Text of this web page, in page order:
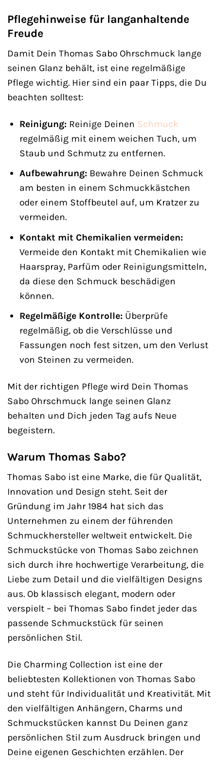
Pflegehinweise für langanhaltende
Freude
Damit Dein Thomas Sabo Ohrschmuck lange
seinen Glanz behält, ist eine regelmäßige
Pflege wichtig. Hier sind ein paar Tipps, die Du
beachten solltest:
Reinigung:Reinige Deinen Schmuck
regelmäßig mit einem weichen Tuch, um
Staub und Schmutz zu entfernen.
Aufbewahrung:Bewahre Deinen Schmuck
am besten in einem Schmuckkästchen
oder einem Stoffbeutel auf, um Kratzer zu
vermeiden.
Kontakt mit Chemikalien vermeiden:
Vermeide den Kontakt mit Chemikalien wie
Haarspray, Parfüm oder Reinigungsmitteln,
da diese den Schmuck beschädigen
können.
Regelmäßige Kontrolle:Überprüfe
regelmäßig, ob die Verschlüsse und
Fassungen noch fest sitzen, um den Verlust
von Steinen zu vermeiden.
Mit der richtigen Pflege wird Dein Thomas
Sabo Ohrschmuck lange seinen Glanz
behalten und Dich jeden Tag aufs Neue
begeistern.
Warum Thomas Sabo?
Thomas Sabo ist eine Marke, die für Qualität,
Innovation und Design steht. Seit der
Gründung im Jahr 1984 hat sich das
Unternehmen zu einem der führenden
Schmuckhersteller weltweit entwickelt. Die
Schmuckstücke von Thomas Sabo zeichnen
sich durch ihre hochwertige Verarbeitung, die
Liebe zum Detail und die vielfältigen Designs
aus. Ob klassisch elegant, modern oder
verspielt – bei Thomas Sabo findet jeder das
passende Schmuckstück für seinen
persönlichen Stil.
Die Charming Collection ist eine der
beliebtesten Kollektionen von Thomas Sabo
und steht für Individualität und Kreativität. Mit
den vielfältigen Anhängern, Charms und
Schmuckstücken kannst Du Deinen ganz
persönlichen Stil zum Ausdruck bringen und
Deine eigenen Geschichten erzählen. Der